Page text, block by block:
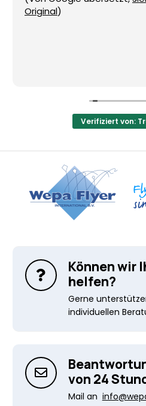
Fordern Sie jetzt ein
Original)
Verifiziert von:
Können wir
helfen?
Gerne
individuellen
von 24
Mail an